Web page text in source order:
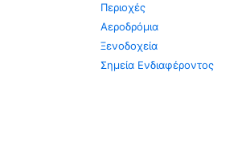
Περιοχές
Αεροδρόμια
Ξενοδοχεία
Σημεία Ενδιαφέροντος